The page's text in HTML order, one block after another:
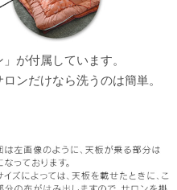
が付属しています。
ンだけなら洗うのは簡単。